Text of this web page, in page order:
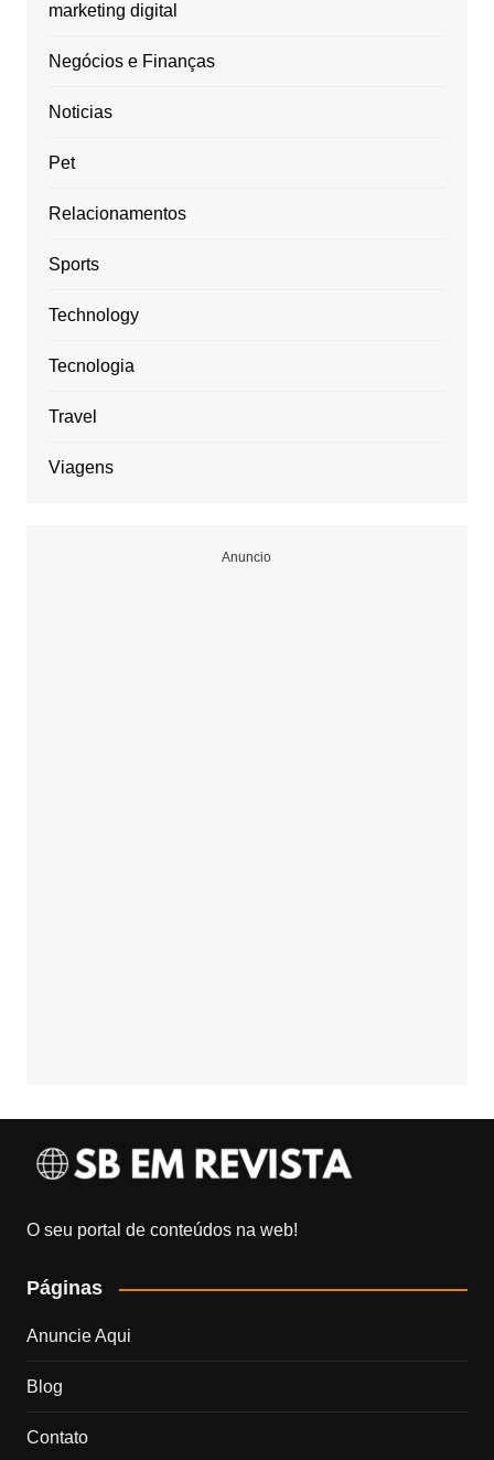
marketing digital
Negócios e Finanças
Noticias
Pet
Relacionamentos
Sports
Technology
Tecnologia
Travel
Viagens
Anuncio
O seu portal de conteúdos na web!
Páginas
Anuncie Aqui
Blog
Contato